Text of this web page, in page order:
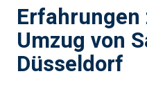
Erfahrungen
Umzug von
Düsseldorf